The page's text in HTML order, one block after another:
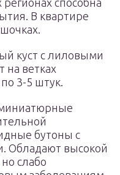
способна
В квартире
куст с лиловыми
на ветках
3-5 штук.
бутоны с
Обладают высокой
слабо